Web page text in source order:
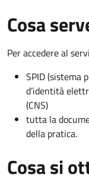
Cosa
Per accedere al
SPID (sistema
d’identità
(CNS)
tutta la
della pratica.
Cosa si